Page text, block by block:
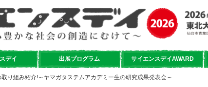
デイ 出展プログラム サイエンスデイAWARD
り組み紹介!～ヤマガタステムアカデミー生の研究成果発表会～